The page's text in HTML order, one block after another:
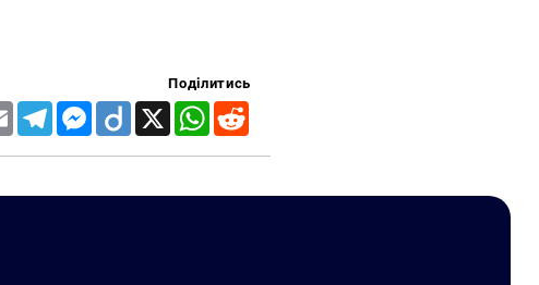
Поділитись
Email TelegramMessenger
Diigo X WhatsApp